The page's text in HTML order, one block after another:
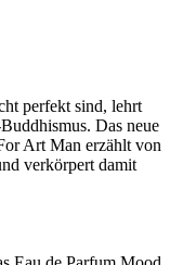
perfekt sind, lehrt
Das neue
Art Man erzählt von
verkörpert damit